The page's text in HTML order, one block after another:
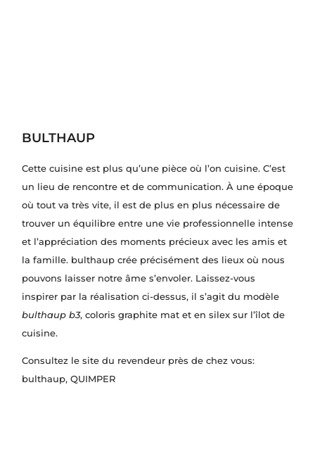
BULTHAUP
Cette cuisine est plus qu’une pièce où l’on cuisine. C’est
un lieu de rencontre et de communication. À une époque
où tout va très vite, il est de plus en plus nécessaire de
trouver un équilibre entre une vie professionnelle intense
et l’appréciation des moments précieux avec les amis et
la famille. bulthaup crée précisément des lieux où nous
pouvons laisser notre âme s’envoler. Laissez-vous
inspirer par la réalisation ci-dessus, il s’agit du modèle
bulthaup b3, coloris graphite mat et en silex sur l’îlot de
cuisine.
Consultez le site du revendeur près de chez vous:
bulthaup, QUIMPER